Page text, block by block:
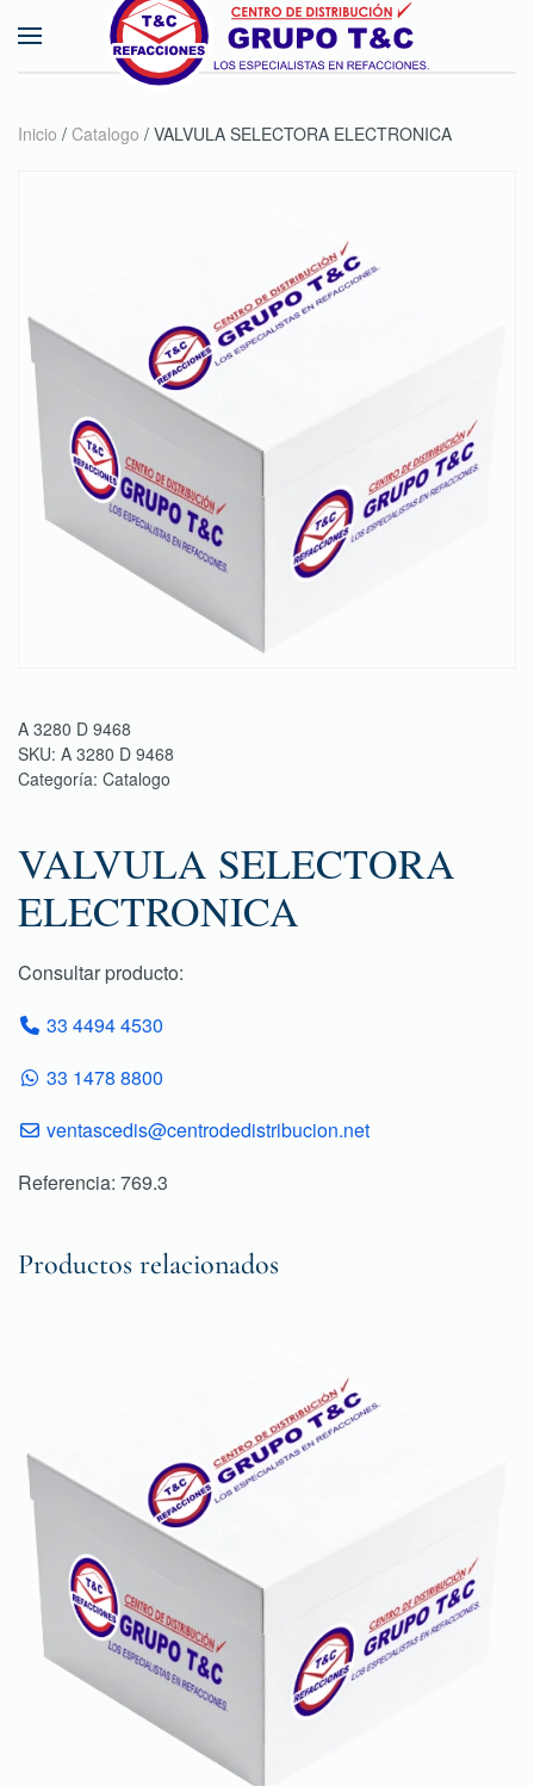
Skip to main content
Inicio / Catalogo / VALVULA SELECTORA ELECTRONICA
A 3280 D 9468
SKU: A 3280 D 9468
Categoría: Catalogo
VALVULA SELECTORA
ELECTRONICA
Consultar producto:
33 4494 4530
33 1478 8800
ventascedis@centrodedistribucion.net
Referencia: 769.3
Productos relacionados